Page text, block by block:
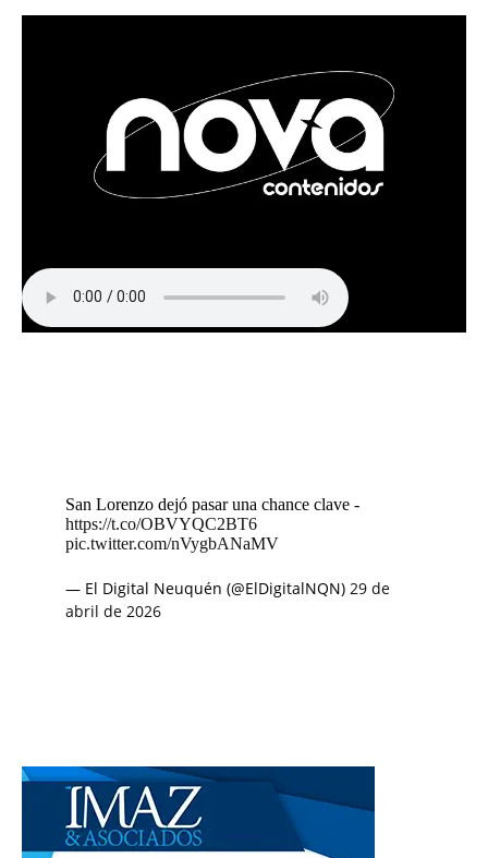
San Lorenzo dejó pasar una chance clave -
https://t.co/OBVYQC2BT6
pic.twitter.com/nVygbANaMV
— El Digital Neuquén (@ElDigitalNQN) 29 de
abril de 2026